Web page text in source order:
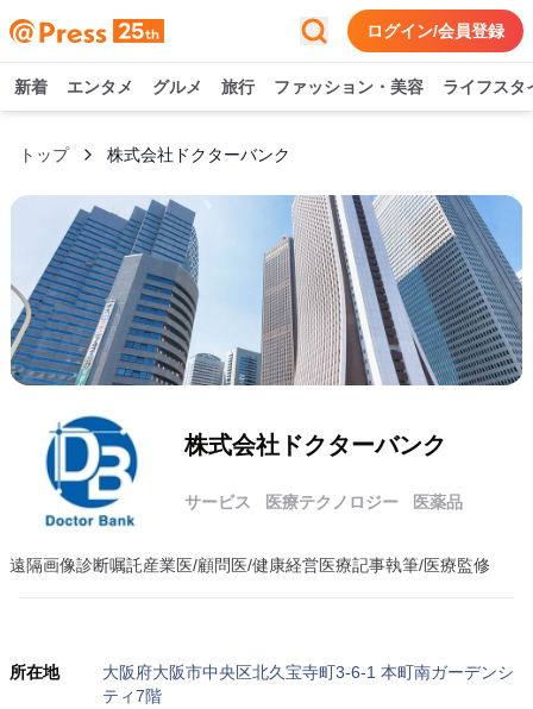
ログイン/会員登録
新着 エンタメ グルメ 旅行 ファッション・美容 ライフスタ
トップ 株式会社ドクターバンク
株式会社ドクターバンク
サービス 医療テクノロジー 医薬品
遠隔画像診断嘱託産業医/顧問医/健康経営医療記事執筆/医療監修
所在地
大阪府大阪市中央区北久宝寺町3-6-1 本町南ガーデンシ
ティ7階